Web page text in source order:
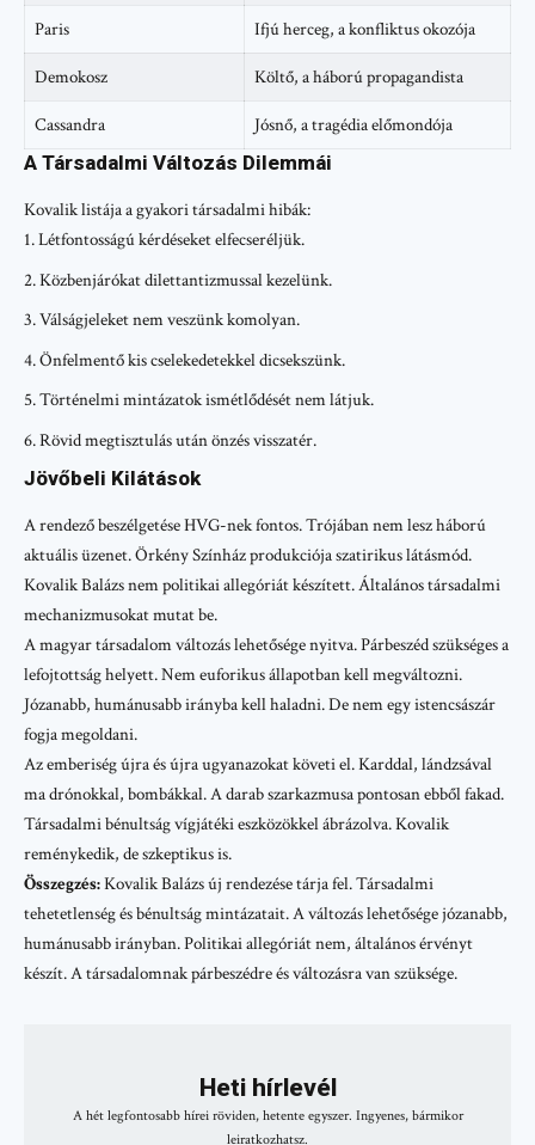
Paris Ifjú herceg, a konfliktus okozója
Demokosz Költő, a háború propagandista
Cassandra Jósnő, a tragédia előmondója
A Társadalmi Változás Dilemmái
Kovalik listája a gyakori társadalmi hibák:
Létfontosságú kérdéseket elfecseréljük.
Közbenjárókat dilettantizmussal kezelünk.
Válságjeleket nem veszünk komolyan.
Önfelmentő kis cselekedetekkel dicsekszünk.
Történelmi mintázatok ismétlődését nem látjuk.
Rövid megtisztulás után önzés visszatér.
Jövőbeli Kilátások
A rendező beszélgetése HVG-nek fontos. Trójában nem lesz háború
aktuális üzenet. Örkény Színház produkciója szatirikus látásmód.
Kovalik Balázs nem politikai allegóriát készített. Általános társadalmi
mechanizmusokat mutat be.
A magyar társadalom változás lehetősége nyitva. Párbeszéd szükséges a
lefojtottság helyett. Nem euforikus állapotban kell megváltozni.
Józanabb, humánusabb irányba kell haladni. De nem egy istencsászár
fogja megoldani.
Az emberiség újra és újra ugyanazokat követi el. Karddal, lándzsával
ma drónokkal, bombákkal. A darab szarkazmusa pontosan ebből fakad.
Társadalmi bénultság vígjátéki eszközökkel ábrázolva. Kovalik
reménykedik, de szkeptikus is.
Összegzés:Kovalik Balázs új rendezése tárja fel. Társadalmi
tehetetlenség és bénultság mintázatait. A változás lehetősége józanabb,
humánusabb irányban. Politikai allegóriát nem, általános érvényt
készít. A társadalomnak párbeszédre és változásra van szüksége.
Heti hírlevél
A hét legfontosabb hírei röviden, hetente egyszer. Ingyenes, bármikor
leiratkozhatsz.